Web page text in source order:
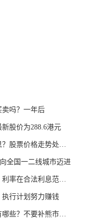
卖吗？一年后
股价为288.6港元
价格走势处于顶点位
全国一二线城市迈进
在合法利息范围内
行计划努力赚钱
不要补熊市初期的股票